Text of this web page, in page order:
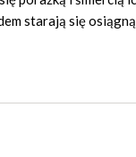
starają się